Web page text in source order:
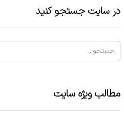
در سایت جستجو کنید
مطالب ویژه سایت